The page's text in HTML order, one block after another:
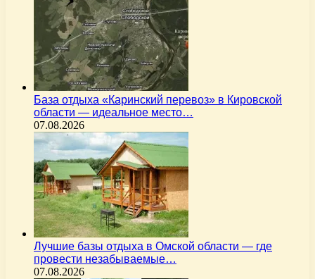
База отдыха «Каринский перевоз» в Кировской
области — идеальное место…
07.08.2026
Лучшие базы отдыха в Омской области — где
провести незабываемые…
07.08.2026